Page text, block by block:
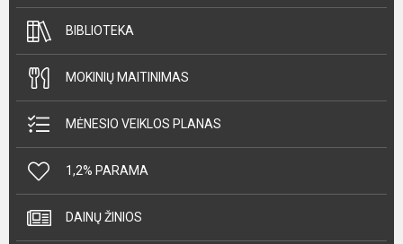
BIBLIOTEKA
MOKINIŲ MAITINIMAS
MĖNESIO VEIKLOS PLANAS
1,2% PARAMA
DAINŲ ŽINIOS